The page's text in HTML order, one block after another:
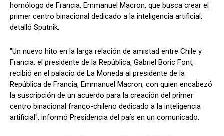
homólogo de Francia, Emmanuel Macron, que busca crear el
primer centro binacional dedicado a la inteligencia artificial,
detalló Sputnik.
"Un nuevo hito en la larga relación de amistad entre Chile y
Francia: el presidente de la República, Gabriel Boric Font,
recibió en el palacio de La Moneda al presidente de la
República de Francia, Emmanuel Macron, con quien encabezó
la suscripción de un acuerdo para la creación del primer
centro binacional franco-chileno dedicado a la inteligencia
artificial", informó Presidencia del país en un comunicado.